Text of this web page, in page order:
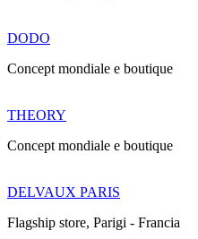
DODO
Concept mondiale e boutique
THEORY
Concept mondiale e boutique
DELVAUX PARIS
Flagship store, Parigi - Francia